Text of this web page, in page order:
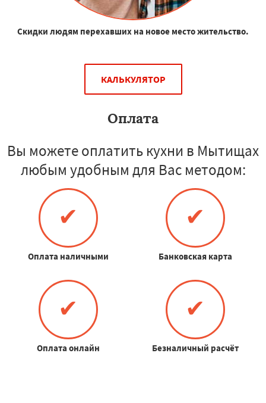
Скидки людям перехавших на новое место жительство.
КАЛЬКУЛЯТОР
Оплата
Вы можете оплатить кухни в Мытищах
любым удобным для Вас методом:
✔
Оплата наличными
✔
Банковская карта
✔
Оплата онлайн
✔
Безналичный расчёт